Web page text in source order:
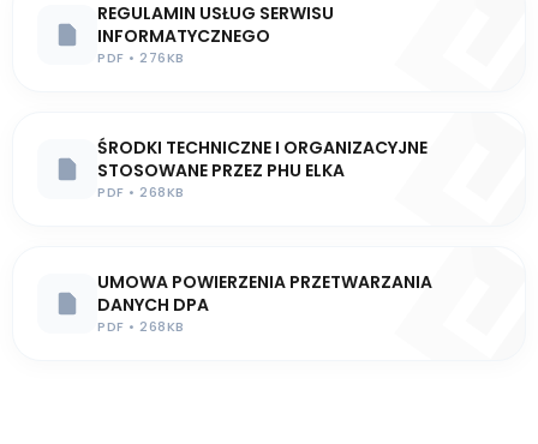
REGULAMIN USŁUG SERWISU
INFORMATYCZNEGO
PDF • 276KB
ŚRODKI TECHNICZNE I ORGANIZACYJNE
STOSOWANE PRZEZ PHU ELKA
PDF • 268KB
UMOWA POWIERZENIA PRZETWARZANIA
DANYCH DPA
PDF • 268KB